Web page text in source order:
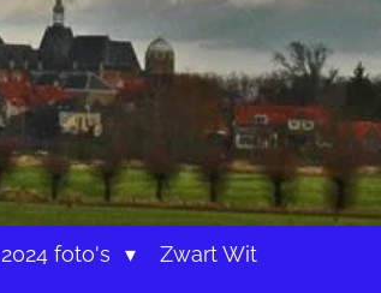
2024 foto's Zwart Wit